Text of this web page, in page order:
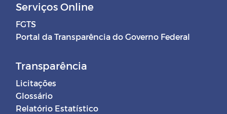
Serviços Online
FGTS
Portal da Transparência do Governo Federal
Transparência
Licitações
Glossário
Relatório Estatístico